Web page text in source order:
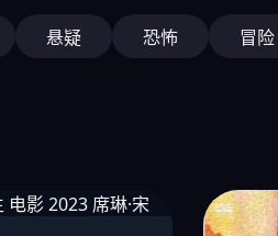
悬疑 恐怖 冒险